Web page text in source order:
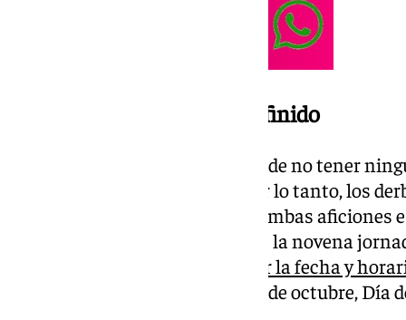
El derbi ya tiene horario definido
La Segunda División ha pasado de no tener
a tener cinco en la presente. Por lo tanto, los
Uno de los más esperados por ambas aficiones
correspondiente a la novena
pasada semana se dio a conocer la fecha y
disputará el próximo sábado 12 de octubre, Día